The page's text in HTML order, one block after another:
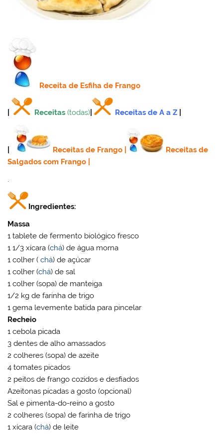
Receitade Esfiha de Frango
Receitas (todas) Receitas de A a Z
Receitas de Frango
Receitas de
Salgados com Frango
.
Ingredientes:
Massa
1 tablete de fermento biológico fresco
1 1/3 xícara (chá) de água morna
1 colher (chá) de açúcar
1 colher (chá) de sal
1 colher (sopa) de manteiga
1/2 kg de farinha de trigo
1 gema levemente batida para pincelar
Recheio
1 cebola picada
3 dentes de alho amassados
2 colheres (sopa) de azeite
4 tomates picados
2 peitos de frango cozidos e desfiados
Azeitonas picadas a gosto (opcional)
Sal e pimenta-do-reino a gosto
2 colheres (sopa) de farinha de trigo
1 xícara (chá) de leite